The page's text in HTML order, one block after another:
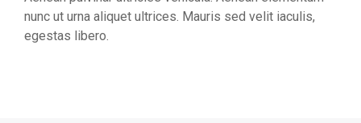
nunc ut urna aliquet ultrices. Mauris sed velit iaculis,
egestas libero.